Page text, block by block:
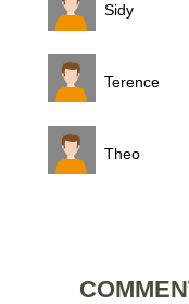
Sidy
Terence
Theo